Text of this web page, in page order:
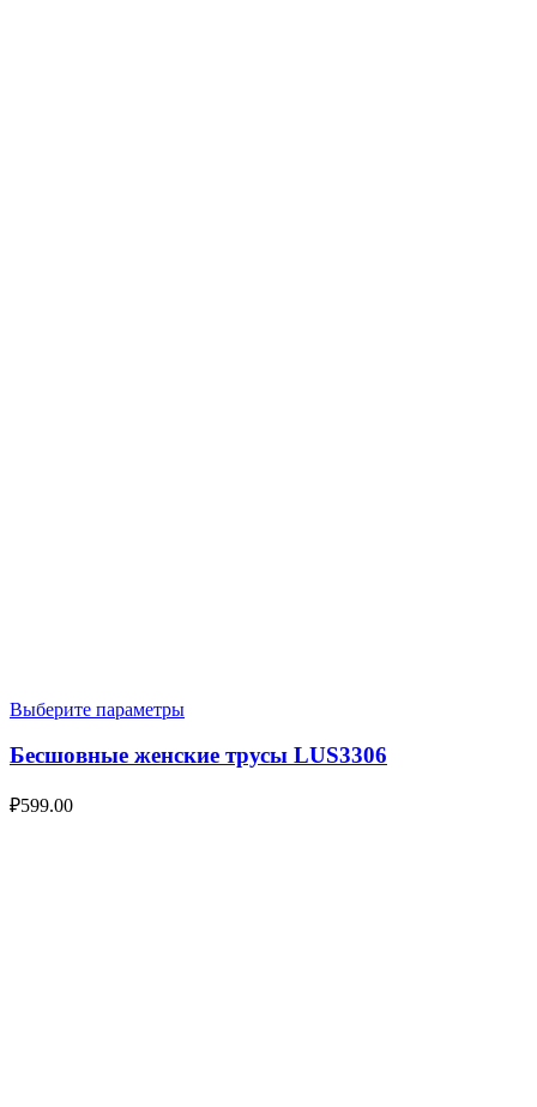
Выберите параметры
Бесшовные женские трусы LUS3306
₽599.00